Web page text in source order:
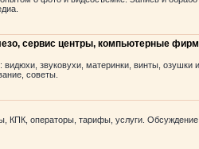
сервис центры, компьютерные
звуковухи, материнки, винты, озушки
советы.
КПК, операторы, тарифы, услуги.